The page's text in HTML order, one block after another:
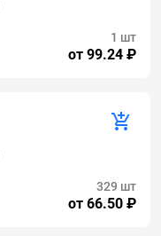
от 99.24 ₽
1 шт
от 66.50 ₽
329 шт